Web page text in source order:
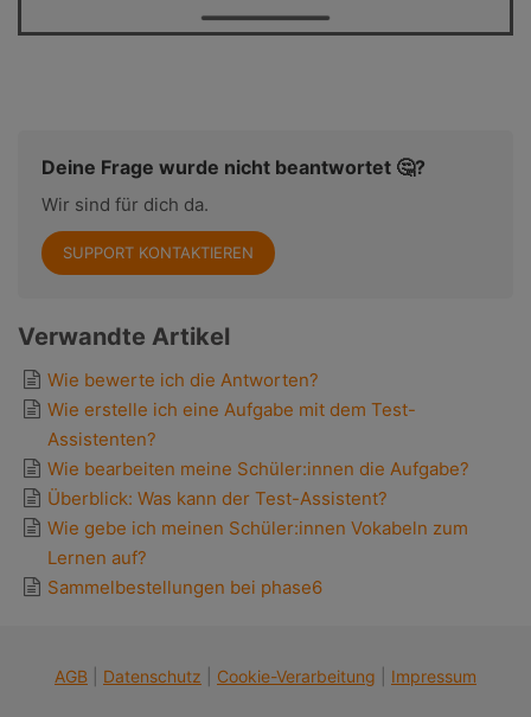
Deine Frage wurde nicht beantwortet 🤔?
Wir sind für dich da.
SUPPORT KONTAKTIEREN
Verwandte Artikel
Wie bewerte ich die Antworten?
Wie erstelle ich eine Aufgabe mit dem Test-
Assistenten?
Wie bearbeiten meine Schüler:innen die Aufgabe?
Überblick: Was kann der Test-Assistent?
Wie gebe ich meinen Schüler:innen Vokabeln zum
Lernen auf?
Sammelbestellungen bei phase6
AGB Datenschutz Cookie-Verarbeitung Impressum